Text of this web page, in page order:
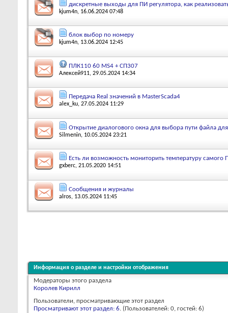
дискретные выходы для ПИ регулятора, как
kjum4n, 16.06.2024 07:48
блок выбор по номеру
kjum4n, 13.06.2024 12:45
ПЛК110 60 MS4 + СП307
Алексей911, 29.05.2024 14:34
Передача Real значений в MasterScada4
alex_ku, 27.05.2024 11:29
Открытие диалогового окна для выбора пути файла
Silmenin, 10.05.2024 23:21
Есть ли возможность мониторить температуру
gxberc, 21.05.2020 14:51
Сообщения и журналы
alros, 13.05.2024 11:45
Информация о разделе и настройки отображения
Модераторы этого раздела
Королев Кирилл
Пользователи, просматривающие этот раздел
Просматривают этот раздел: 6. (Пользователей: 0, гостей: 6)